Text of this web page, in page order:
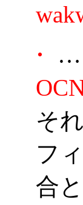
・
そ
フ
合